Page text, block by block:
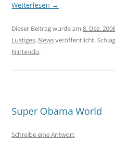
Weiterlesen →
Dieser Beitrag wurde am 8. Dez.
Lustiges, Newsveröffentlicht.
Nintendo.
Super Obama World
Schreibe eine Antwort